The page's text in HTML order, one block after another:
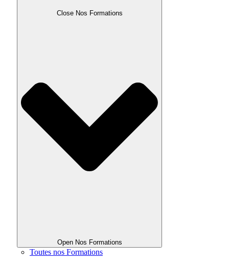
Close Nos Formations
Open Nos Formations
Toutes nos Formations